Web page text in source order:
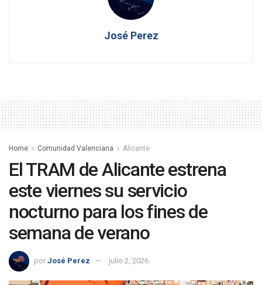
José Perez
Home Comunidad Valenciana Alicante
El TRAM de Alicante estrena
este viernes su servicio
nocturno para los fines de
semana de verano
por José Perez julio 2, 2026